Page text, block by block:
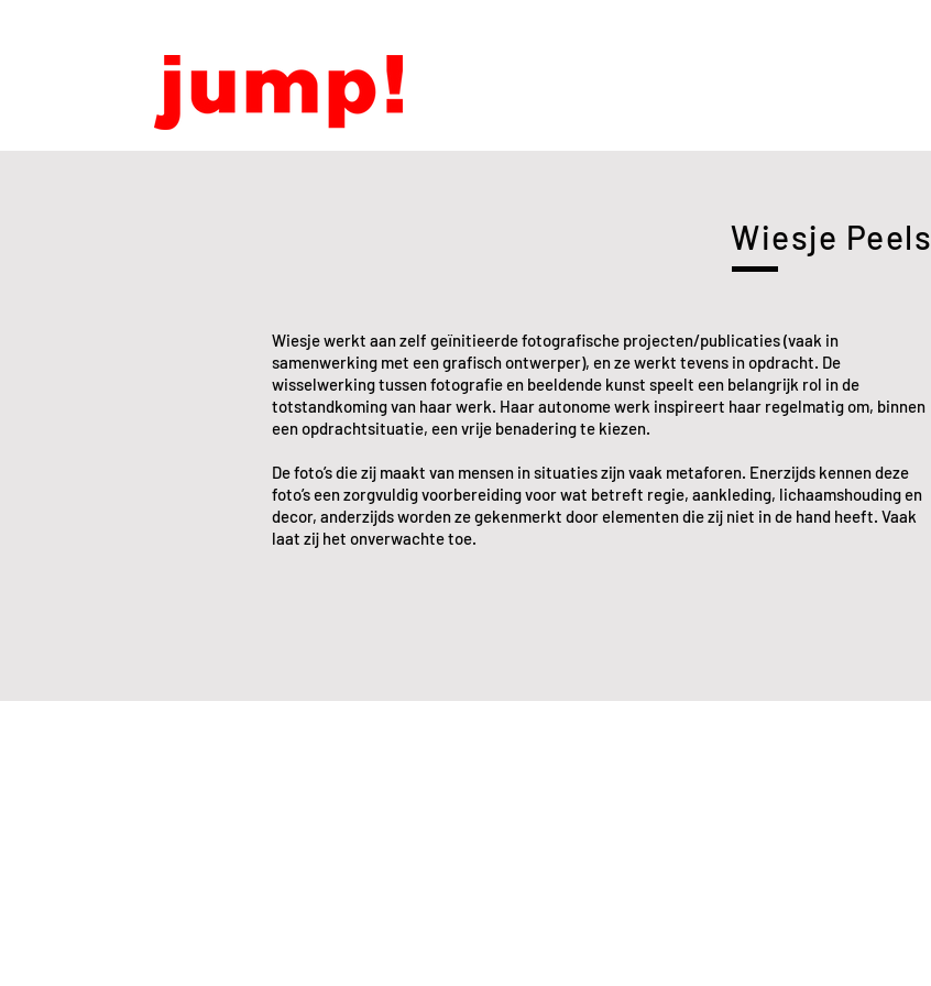
Wiesje Peels
Wiesje werkt aan zelf geïnitieerde fotografische projecten/publicaties (vaak in
samenwerking met een grafisch ontwerper), en ze werkt tevens in opdracht. De
wisselwerking tussen fotografie en beeldende kunst speelt een belangrijk rol in de
totstandkoming van haar werk. Haar autonome werk inspireert haar regelmatig om, binnen
een opdrachtsituatie, een vrije benadering te kiezen.
De foto’s die zij maakt van mensen in situaties zijn vaak metaforen. Enerzijds kennen deze
foto’s een zorgvuldig voorbereiding voor wat betreft regie, aankleding, lichaamshouding en
decor, anderzijds worden ze gekenmerkt door elementen die zij niet in de hand heeft. Vaak
laat zij het onverwachte toe.